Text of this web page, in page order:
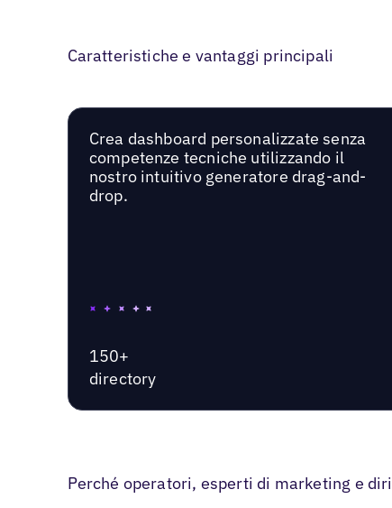
Caratteristiche e vantaggi principali
Crea dashboard personalizzate senza
competenze tecniche utilizzando il
nostro intuitivo generatore drag-and-
drop.
150+
directory
Perché operatori, esperti di marketing e